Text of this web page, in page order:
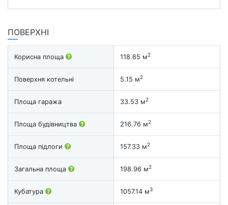
ПОВЕРХНІ
Корисна площа 118.65 м2
Поверхня котельні 5.15 м2
Площа гаража 33.53 м2
Площа будівництва 216.76 м2
Площа підлоги 157.33 м2
Загальна площа 198.96 м2
Кубатура 1057.14 м3